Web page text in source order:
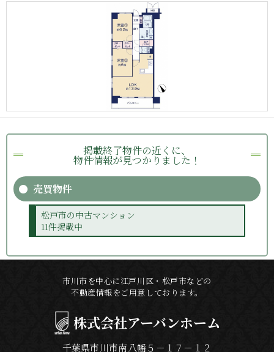
掲載終了物件の近くに、
物件情報が見つかりました！
売買物件
松戸市の中古マンション
11件掲載中
市川市を中心に江戸川区・松戸市などの
不動産情報をご用意しております。
株式会社アーバンホーム
千葉県市川市南八幡５－１７－１２